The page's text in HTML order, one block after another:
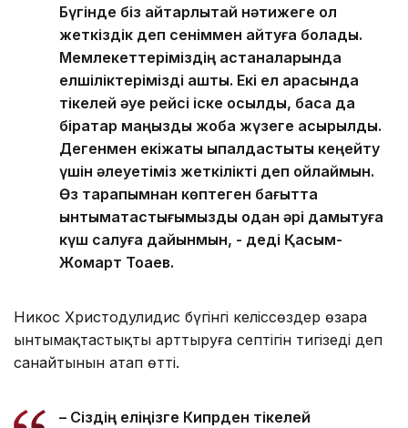
Бүгінде біз айтарлықтай нәтижеге қол
жеткіздік деп сеніммен айтуға болады.
Мемлекеттеріміздің астаналарында
елшіліктерімізді аштық. Екі ел арасында
тікелей әуе рейсі іске қосылды, басқа да
бірқатар маңызды жоба жүзеге асырылды.
Дегенмен екіжақты ықпалдастықты кеңейту
үшін әлеуетіміз жеткілікті деп ойлаймын.
Өз тарапымнан көптеген бағытта
ынтымақтастығымызды одан әрі дамытуға
күш салуға дайынмын, - деді Қасым-
Жомарт Тоқаев.
Никос Христодулидис бүгінгі келіссөздер өзара
ынтымақтастықты арттыруға септігін тигізеді деп
санайтынын атап өтті.
– Сіздің еліңізге Кипрден тікелей